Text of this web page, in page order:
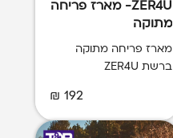
ZER4U- מארז פריחה
מתוקה
מארז פריחה מתוקה
ברשת ZER4U
192 ₪